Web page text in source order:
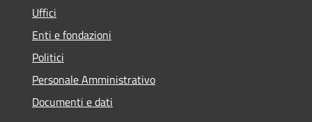
Uffici
Enti e fondazioni
Politici
Personale Amministrativo
Documenti e dati